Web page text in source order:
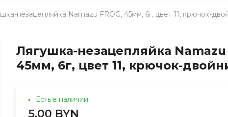
info@zolotayaakula.by
незацепляйка Namazu FROG, 45мм, 6г, цвет 11, крючок-
Лягушка-незацепляйка Namazu
45мм, 6г, цвет 11, крючок-
Есть в наличии
5.00 BYN